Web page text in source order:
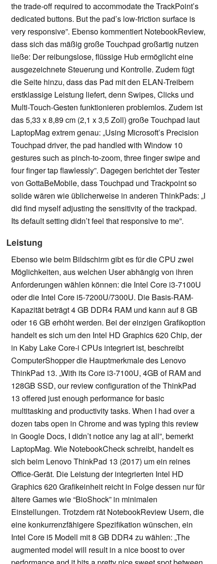
the trade-off required to accommodate the TrackPoint’s
dedicated buttons. But the pad’s low-friction surface is
very responsive”. Ebenso kommentiert NotebookReview,
dass sich das mäßig große Touchpad großartig nutzen
ließe: Der reibungslose, flüssige Hub ermöglicht eine
ausgezeichnete Steuerung und Kontrolle. Zudem fügt
die Seite hinzu, dass das Pad mit den ELAN-Treibern
erstklassige Leistung liefert, denn Swipes, Clicks und
Multi-Touch-Gesten funktionieren problemlos. Zudem ist
das 5,33 x 8,89 cm (2,1 x 3,5 Zoll) große Touchpad laut
LaptopMag extrem genau: „Using Microsoft’s Precision
Touchpad driver, the pad handled with Window 10
gestures such as pinch-to-zoom, three finger swipe and
four finger tap flawlessly”. Dagegen berichtet der Tester
von GottaBeMobile, dass Touchpad und Trackpoint so
solide wären wie üblicherweise in anderen ThinkPads: „I
did find myself adjusting the sensitivity of the trackpad.
Its default setting didn’t feel that responsive to me”.
Leistung
Ebenso wie beim Bildschirm gibt es für die CPU zwei
Möglichkeiten, aus welchen User abhängig von ihren
Anforderungen wählen können: die Intel Core i3-7100U
oder die Intel Core i5-7200U/7300U. Die Basis-RAM-
Kapazität beträgt 4 GB DDR4 RAM und kann auf 8 GB
oder 16 GB erhöht werden. Bei der einzigen Grafikoption
handelt es sich um den Intel HD Graphics 620 Chip, der
in Kaby Lake Core-i CPUs integriert ist, beschreibt
ComputerShopper die Hauptmerkmale des Lenovo
ThinkPad 13. „With its Core i3-7100U, 4GB of RAM and
128GB SSD, our review configuration of the ThinkPad
13 offered just enough performance for basic
multitasking and productivity tasks. When I had over a
dozen tabs open in Chrome and was typing this review
in Google Docs, I didn’t notice any lag at all”, bemerkt
LaptopMag. Wie NotebookCheck schreibt, handelt es
sich beim Lenovo ThinkPad 13 (2017) um ein reines
Office-Gerät. Die Leistung der integrierten Intel HD
Graphics 620 Grafikeinheit reicht in Folge dessen nur für
ältere Games wie “BioShock” in minimalen
Einstellungen. Trotzdem rät NotebookReview Usern, die
eine konkurrenzfähigere Spezifikation wünschen, ein
Intel Core i5 Modell mit 8 GB DDR4 zu wählen: „The
augmented model will result in a nice boost to over